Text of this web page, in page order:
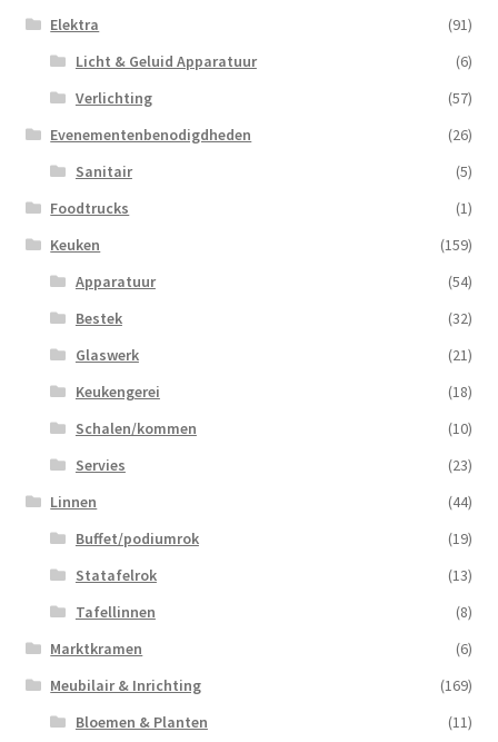
Elektra
(91)
Licht & Geluid Apparatuur
(6)
Verlichting
(57)
Evenementenbenodigdheden
(26)
Sanitair
(5)
Foodtrucks
(1)
Keuken
(159)
Apparatuur
(54)
Bestek
(32)
Glaswerk
(21)
Keukengerei
(18)
Schalen/kommen
(10)
Servies
(23)
Linnen
(44)
Buffet/podiumrok
(19)
Statafelrok
(13)
Tafellinnen
(8)
Marktkramen
(6)
Meubilair & Inrichting
(169)
Bloemen & Planten
(11)